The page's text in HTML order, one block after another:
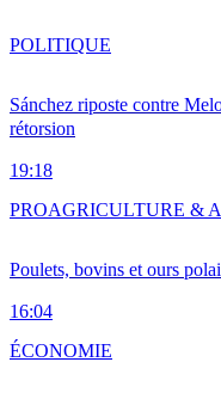
Sánchez riposte contre
rétorsion
19:18
POLITIQUE
Poulets, bovins et ours
16:04
PROAGRICULTURE &
ÉCONOMIE